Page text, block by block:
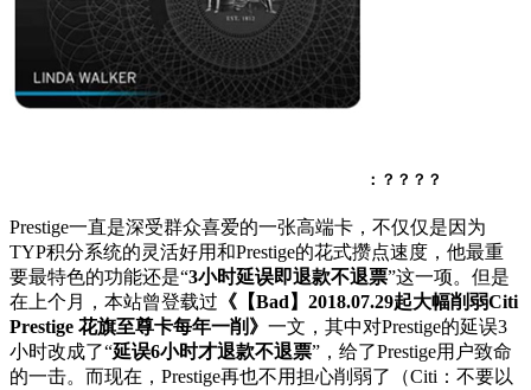
：？？？？
Prestige一直是深受群众喜爱的一张高端卡，不仅仅是因为
TYP积分系统的灵活好用和Prestige的花式攒点速度，他最重
要最特色的功能还是“3小时延误即退款不退票”这一项。但是
在上个月，本站曾登载过 《【Bad】2018.07.29起大幅削弱Citi
Prestige 花旗至尊卡每年一削》 一文，其中对Prestige的延误3
小时改成了“延误6小时才退款不退票”，给了Prestige用户致命
的一击。而现在，Prestige再也不用担心削弱了（Citi：不要以